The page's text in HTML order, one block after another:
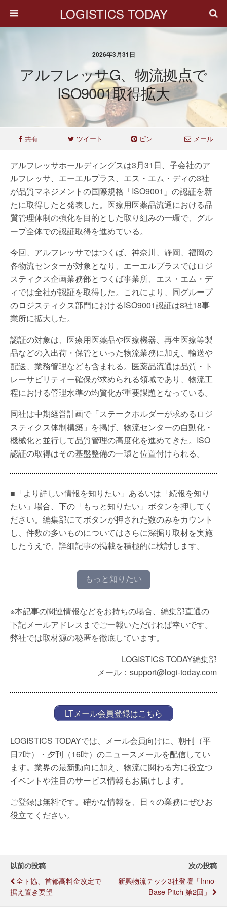
LOGISTICS TODAY
2026年3月31日
アルフレッサG、物流拠点で
ISO9001取得拡大
共有 ツイート ピン メール
アルフレッサホールディングスは3月31日、子会社のア
ルフレッサ、エーエルプラス、エス・エム・ディの3社
が品質マネジメントの国際規格「ISO9001」の認証を新
たに取得したと発表した。医療用医薬品流通における品
質管理体制の強化を目的とした取り組みの一環で、グル
ープ全体での認証取得を進めている。
今回、アルフレッサではつくば、神奈川、静岡、福岡の
各物流センターが対象となり、エーエルプラスではロジ
スティクス企画業務部とつくば事業所、エス・エム・デ
ィでは全社が認証を取得した。これにより、同グループ
のロジスティクス部門におけるISO9001認証は8社18事
業所に拡大した。
認証の対象は、医療用医薬品や医療機器、再生医療等製
品などの入出荷・保管といった物流業務に加え、輸送や
配送、業務管理なども含まれる。医薬品流通は品質・ト
レーサビリティー確保が求められる領域であり、物流工
程における管理水準の均質化が重要課題となっている。
同社は中期経営計画で「ステークホルダーが求めるロジ
スティクス体制構築」を掲げ、物流センターの自動化・
機械化と並行して品質管理の高度化を進めてきた。ISO
認証の取得はその基盤整備の一環と位置付けられる。
■「より詳しい情報を知りたい」あるいは「続報を知り
たい」場合、下の「もっと知りたい」ボタンを押してく
ださい。編集部にてボタンが押された数のみをカウント
し、件数の多いものについてはさらに深掘り取材を実施
したうえで、詳細記事の掲載を積極的に検討します。
もっと知りたい
※本記事の関連情報などをお持ちの場合、編集部直通の
下記メールアドレスまでご一報いただければ幸いです。
弊社では取材源の秘匿を徹底しています。
LOGISTICS TODAY編集部
メール：support@logi-today.com
LTメール会員登録はこちら
LOGISTICS TODAYでは、メール会員向けに、朝刊（平
日7時）・夕刊（16時）のニュースメールを配信してい
ます。業界の最新動向に加え、物流に関わる方に役立つ
イベントや注目のサービス情報もお届けします。
ご登録は無料です。確かな情報を、日々の業務にぜひお
役立てください。
以前の投稿
全ト協、首都高料金改定で
据え置き要望
次の投稿
新興物流テック3社登壇「inno-
Base Pitch 第2回」